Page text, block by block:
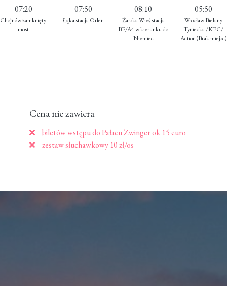
07:20
Chojnów zamknięty
most
07:50
Łąka stacja Orlen
08:10
Żarska Wieś stacja
BP/A4 w kierunku do
Niemiec
05:50
Wrocław Bielany
Tyniecka /KFC/
Action(Brak miejsc)
Cena nie zawiera
biletów wstępu do Pałacu Zwinger ok 15 euro
zestaw słuchawkowy 10 zł/os